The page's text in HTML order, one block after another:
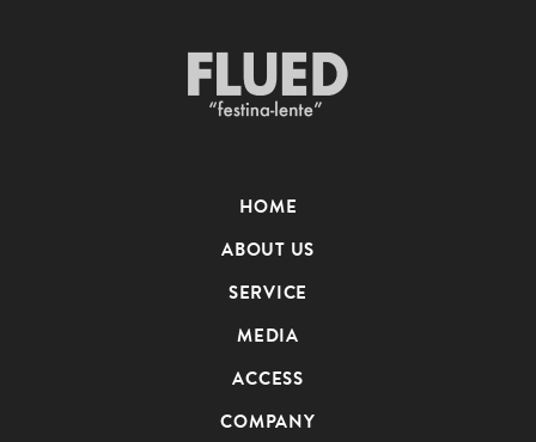
HOME
ABOUT US
SERVICE
MEDIA
ACCESS
COMPANY